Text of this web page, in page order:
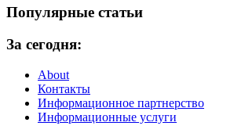
Популярные статьи
За сегодня:
About
Контакты
Информационное партнерство
Информационные услуги